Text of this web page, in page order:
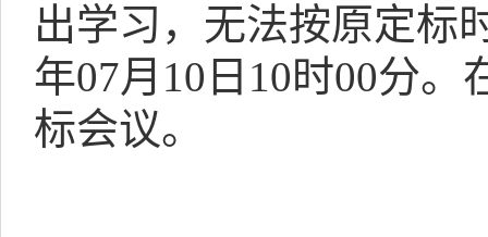
出学习，无法按原定标
年07月10日10时00分
标会议。